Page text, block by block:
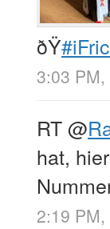
ðŸ
3:03
RT@
hat,
2:19